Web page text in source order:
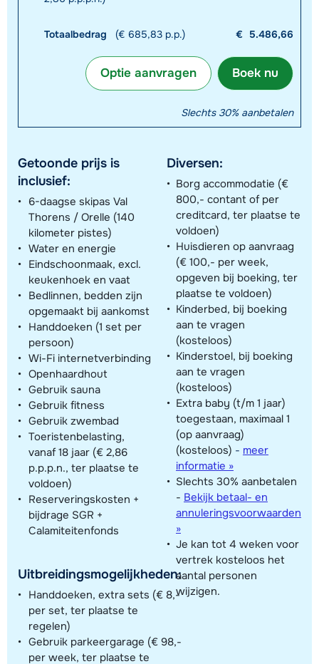
Totaalbedrag (€ 685,83 p.p.) € 5.486,66
Boek nu
Optie aanvragen
Slechts 30% aanbetalen
Getoonde prijs is
inclusief:
6-daagse skipas Val
Thorens / Orelle (140
kilometer pistes)
Water en energie
Eindschoonmaak, excl.
keukenhoek en vaat
Bedlinnen, bedden zijn
opgemaakt bij aankomst
Handdoeken (1 set per
persoon)
Wi-Fi internetverbinding
Openhaardhout
Gebruik sauna
Gebruik fitness
Gebruik zwembad
Toeristenbelasting,
vanaf 18 jaar (€ 2,86
p.p.p.n., ter plaatse te
voldoen)
Reserveringskosten +
bijdrage SGR +
Calamiteitenfonds
Uitbreidingsmogelijkheden:
Handdoeken, extra sets (€ 8,-
per set, ter plaatse te
regelen)
Gebruik parkeergarage (€ 98,-
per week, ter plaatse te
Diversen:
Borg accommodatie (€
800,- contant of per
creditcard, ter plaatse te
voldoen)
Huisdieren op aanvraag
(€ 100,- per week,
opgeven bij boeking, ter
plaatse te voldoen)
Kinderbed, bij boeking
aan te vragen
(kosteloos)
Kinderstoel, bij boeking
aan te vragen
(kosteloos)
Extra baby (t/m 1 jaar)
toegestaan, maximaal 1
(op aanvraag)
(kosteloos) - meer
informatie »
Slechts 30% aanbetalen
- Bekijk betaal- en
annuleringsvoorwaarden
»
Je kan tot 4 weken voor
vertrek kosteloos het
aantal personen
wijzigen.